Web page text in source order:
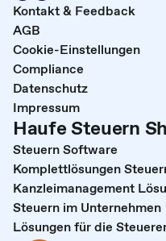
Kontakt & Feedback
AGB
Cookie-Einstellungen
Compliance
Datenschutz
Impressum
Haufe Steuern
Steuern Software
Komplettlösungen
Kanzleimanagement
Steuern im Unternehmen
Lösungen für die